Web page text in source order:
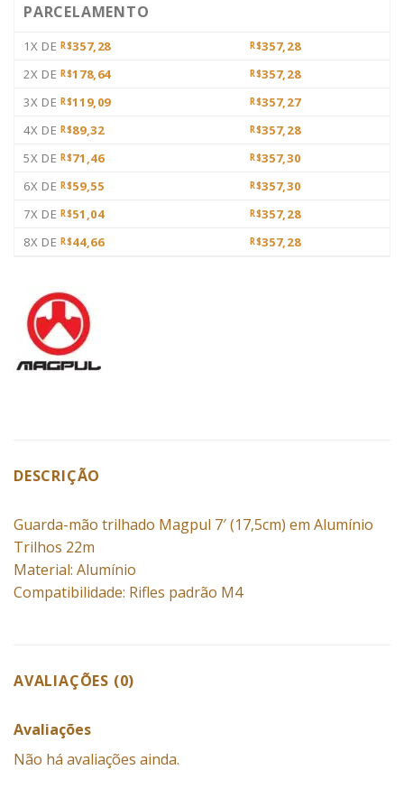
PARCELAMENTO
1X DE R$357,28 R$357,28
2X DE R$178,64 R$357,28
3X DE R$119,09 R$357,27
4X DE R$89,32 R$357,28
5X DE R$71,46 R$357,30
6X DE R$59,55 R$357,30
7X DE R$51,04 R$357,28
8X DE R$44,66 R$357,28
DESCRIÇÃO
Guarda-mão trilhado Magpul 7′ (17,5cm) em Alumínio
Trilhos 22m
Material: Alumínio
Compatibilidade: Rifles padrão M4
AVALIAÇÕES (0)
Avaliações
Não há avaliações ainda.